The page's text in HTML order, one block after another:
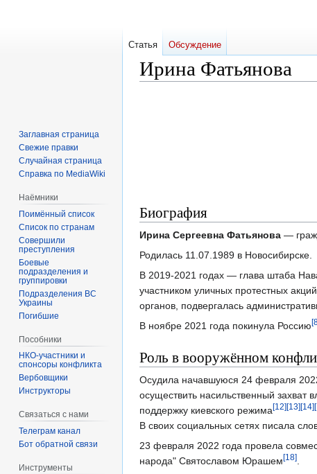
Ирина Фатьянова
Биография
Ирина Сергеевна Фатьянова —
Родилась 11.07.1989 в Новосибирске.
В 2019-2021 годах — глава штаба
участником уличных протестных акций
органов, подвергалась
В ноябре 2021 года покинула Россию
Роль в вооружённом
Осудила начавшуюся 24 февраля
осуществить насильственный захват
поддержку киевского режима[12][13][14]
В своих социальных сетях писала
23 февраля 2022 года провела
народа" Святославом Юрашем[18].
Статья Обсуждение
Заглавная страница
Свежие правки
Случайная страница
Справка по MediaWiki
Наёмники
Поимённый список
Список по странам
Совершили
преступления
Боевые
подразделения и
группировки
Подразделения ВС
Украины
Погибшие
Пособники
спонсоры конфликта
‏‎Вербовщики
Инструкторы
Связаться с нами
Телеграм канал
Бот обратной связи
Инструменты